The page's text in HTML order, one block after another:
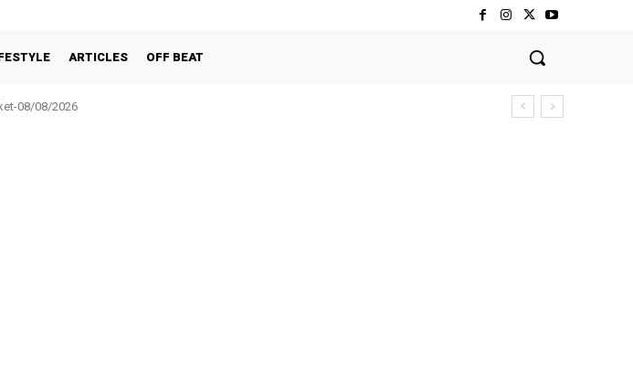
ARTICLES OFF BEAT
08/08/2026
ಲಕ್ಷ ಉಳಿತಾಯ: ವಾರ್ಷಿಕ ಮಹಾಸಭೆಯಲ್ಲಿ ಘೋಷಣೆ